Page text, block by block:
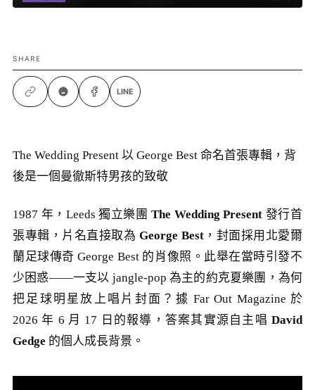
SHARE
LINE
The Wedding Present 以 George Best 命名首張專輯，背
後是一個曼徹斯特男孩的致敬
1987 年，Leeds 獨立樂團The Wedding Present 發行首
張專輯，片名直接取為George Best，封面採用北愛爾
蘭足球傳奇 George Best 的肖像照。此舉在當時引發不
少困惑——一支以 jangle-pop 為主的約克夏樂團，為何
把足球明星放上唱片封面？據 Far Out Magazine 於
2026 年 6 月 17 日的報導，答案其實源自主唱 David
Gedge 的個人成長背景。